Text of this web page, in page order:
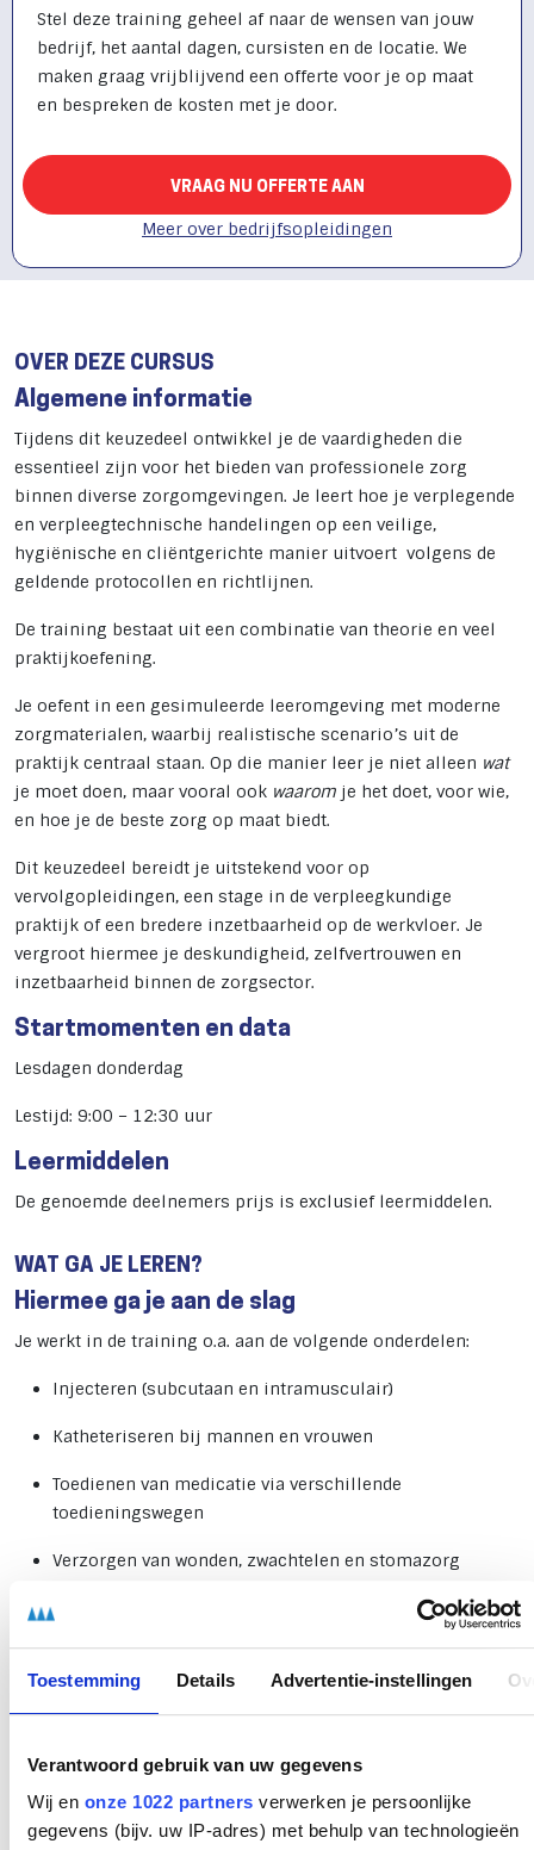
Toestemming Details Advertentie-instellingen
Verantwoord gebruik van uw gegevens
Wij en onze 1022 partners verwerken je persoonlijke
gegevens (bijv. uw IP-adres) met behulp van technologieën
Stel deze training geheel af naar de wensen van jouw
bedrijf, het aantal dagen, cursisten en de locatie. We
maken graag vrijblijvend een offerte voor je op maat
en bespreken de kosten met je door.
VRAAG NU OFFERTE AAN
Meer over bedrijfsopleidingen
OVER DEZE CURSUS
Algemene informatie
Tijdens dit keuzedeel ontwikkel je de vaardigheden die
essentieel zijn voor het bieden van professionele zorg
binnen diverse zorgomgevingen. Je leert hoe je verplegende
en verpleegtechnische handelingen op een veilige,
hygiënische en cliëntgerichte manier uitvoert volgens de
geldende protocollen en richtlijnen.
De training bestaat uit een combinatie van theorie en veel
praktijkoefening.
Je oefent in een gesimuleerde leeromgeving met moderne
zorgmaterialen, waarbij realistische scenario’s uit de
praktijk centraal staan. Op die manier leer je niet alleen wat
je moet doen, maar vooral ook waarom je het doet, voor wie,
en hoe je de beste zorg op maat biedt.
Dit keuzedeel bereidt je uitstekend voor op
vervolgopleidingen, een stage in de verpleegkundige
praktijk of een bredere inzetbaarheid op de werkvloer. Je
vergroot hiermee je deskundigheid, zelfvertrouwen en
inzetbaarheid binnen de zorgsector.
Startmomenten en data
Lesdagen donderdag
Lestijd: 9:00 – 12:30 uur
Leermiddelen
De genoemde deelnemers prijs is exclusief leermiddelen.
WAT GA JE LEREN?
Hiermee ga je aan de slag
Je werkt in de training o.a. aan de volgende onderdelen:
Injecteren (subcutaan en intramusculair)
Katheteriseren bij mannen en vrouwen
Toedienen van medicatie via verschillende
toedieningswegen
Verzorgen van wonden, zwachtelen en stomazorg
Suiker prikken, bloeddruk meten en andere vitale
Deze training is geschikt voor werkenden in de zorg die hun
vaardigheden willen uitbreiden of opfrissen.